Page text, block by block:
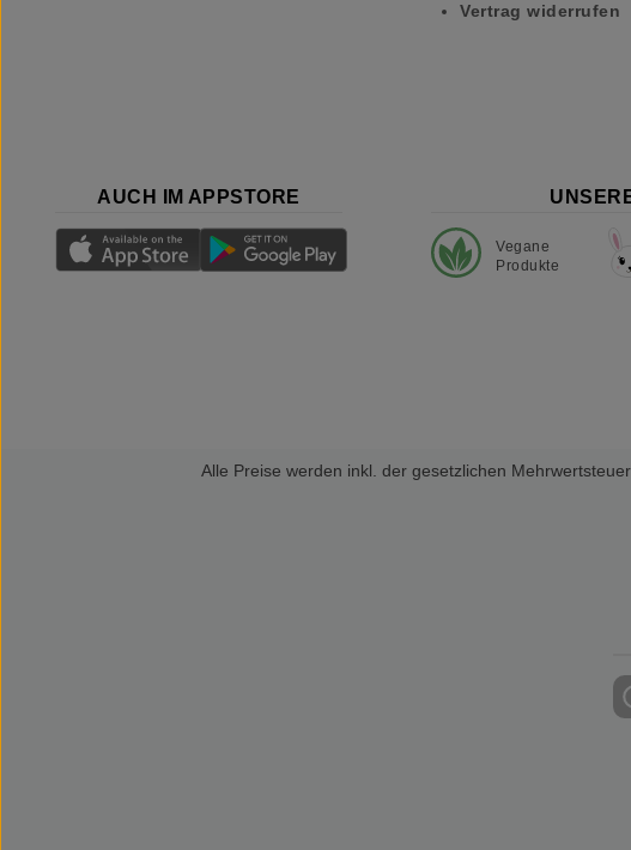
Vertrag widerrufen
AUCH IM APPSTORE
Vegane
Produkte
Alle Preise werden inkl. der gesetzlichen